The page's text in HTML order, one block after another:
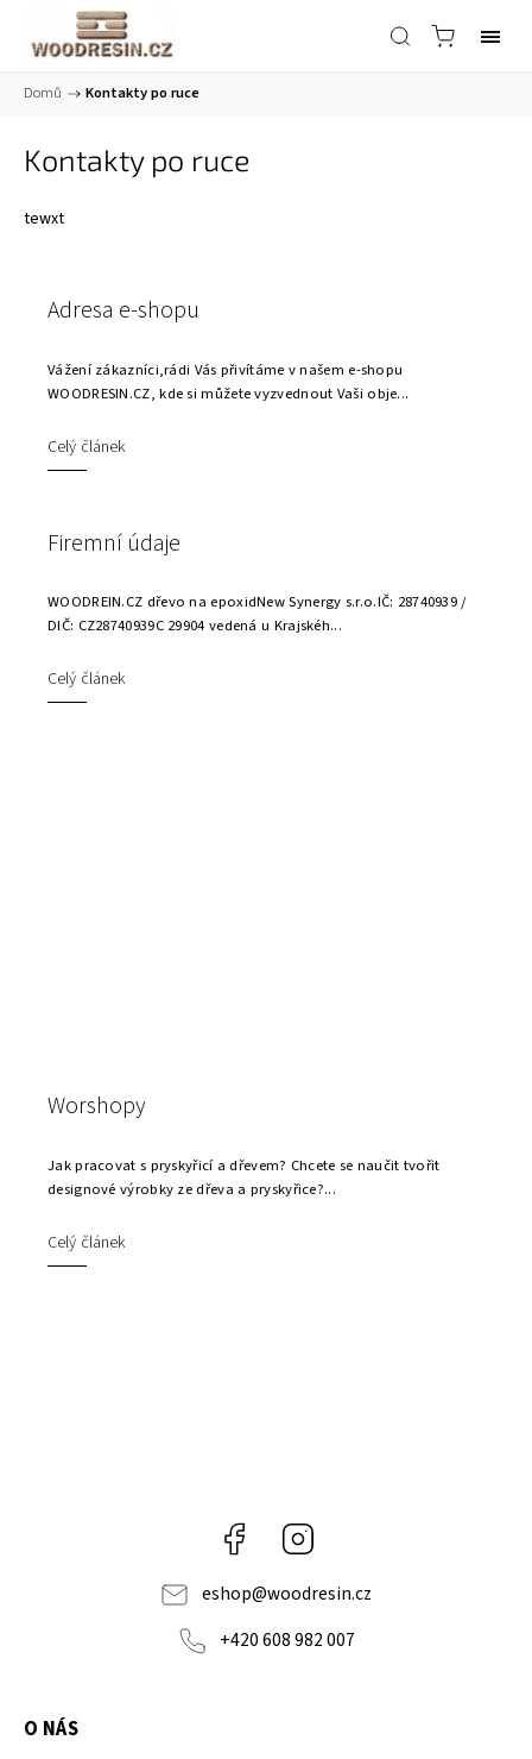
Domů / Kontakty po ruce
Kontakty po ruce
tewxt
Adresa e-shopu
Vážení zákazníci,rádi Vás přivítáme v našem e-shopu
WOODRESIN.CZ, kde si můžete vyzvednout Vaši obje...
Celý článek
Firemní údaje
WOODREIN.CZ dřevo na epoxidNew Synergy s.r.o.IČ: 28740939 /
DIČ: CZ28740939C 29904 vedená u Krajskéh...
Celý článek
Worshopy
Jak pracovat s pryskyřicí a dřevem? Chcete se naučit tvořit
designové výrobky ze dřeva a pryskyřice?...
Celý článek
Facebook
eshop@woodresin.cz
+420 608 982 007
O NÁS